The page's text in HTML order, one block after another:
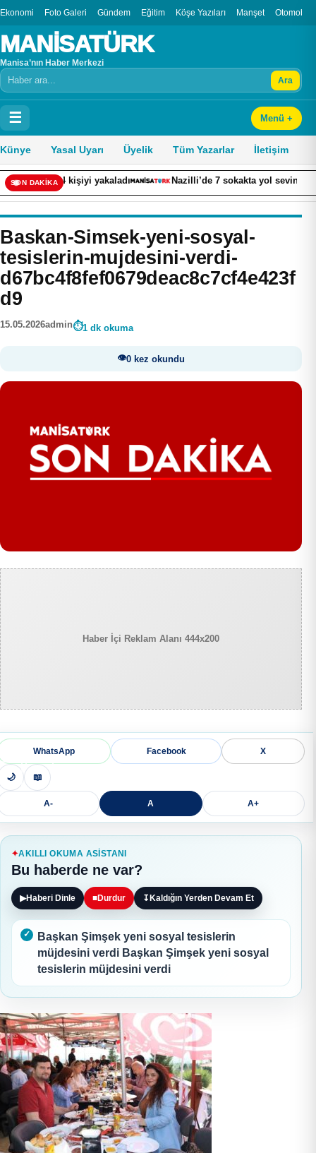
Ekonomi Foto Galeri Gündem Eğitim Köşe Yazıları Manşet Otomobil
MANİSATÜRK
Manisa’nın Haber Merkezi
Arama Ara
☰ Menü +
Künye Yasal Uyarı Üyelik Tüm Yazarlar İletişim
SON DAKİKA
24 kişiyi yakaladı Nazilli’de 7 sokakta yol sevinci
Baskan-Simsek-yeni-sosyal-
tesislerin-mujdesini-verdi-
d67bc4f8fef0679deac8c7cf4e423f
d9
15.05.2026admin 1 dk okuma
0 kez okundu
Haber İçi Reklam Alanı 444x200
WhatsApp Facebook X
🌙 📖
A- A A+
AKILLI OKUMA ASISTANI
Bu haberde ne var?
▶Haberi Dinle ■Durdur ↧Kaldığın Yerden Devam Et
Başkan Şimşek yeni sosyal tesislerin
müjdesini verdi Başkan Şimşek yeni sosyal
tesislerin müjdesini verdi